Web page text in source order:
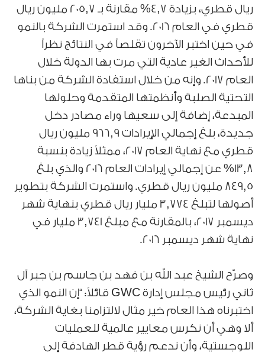
ريال قطري، بزيادة 4,7% مقارنة بـ 205,7 مليون ريال
قطري في العام 2016. وقد استمرت الشركة بالنمو
في حين اختبر الآخرون تقلصاً في النتائج نظراً
للأحداث الغير عادية التي مرت بها الدولة خلال
العام 2017. وإنه من خلال استفادة الشركة من بناها
التحتية الصلبة وأنظمتها المتقدمة وحلولها
المبدعة، إضافة إلى سعيها وراء مصادر دخل
جديدة، بلغ إجمالي الإيرادات 966,9 مليون ريال
قطري مع نهاية العام 2017، ممثلاً زيادة بنسبة
13,8% عن إجمالي إيرادات العام 2016 والذي بلغ
849,5 مليون ريال قطري. واستمرت الشركة بتطوير
أصولها لتبلغ 3,774 مليار ريال قطري بنهاية شهر
ديسمبر 2017، بالمقارنة مع مبلغ 3,741 مليار في
نهاية شهر ديسمبر 2016.
وصرّح الشيخ عبد الله بن فهد بن جاسم بن جبر آل
ثاني رئيس مجلس إدارة GWC قائلاً: “إن النمو الذي
اختبرناه هذا العام خير مثال لالتزامنا بغاية الشركة،
ألا وهي أن نكرس معايير عالمية للعمليات
اللوجستية، وأن ندعم رؤية قطر الهادفة إلى